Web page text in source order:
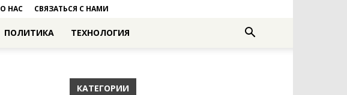
О НАС СВЯЗАТЬСЯ С НАМИ
ПОЛИТИКА ТЕХНОЛОГИЯ
КАТЕГОРИИ